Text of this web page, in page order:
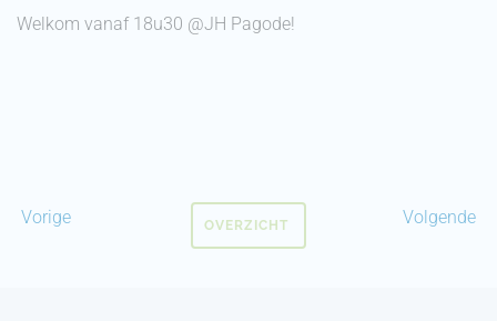
Welkom vanaf 18u30 @JH Pagode!
Vorige Volgende
OVERZICHT